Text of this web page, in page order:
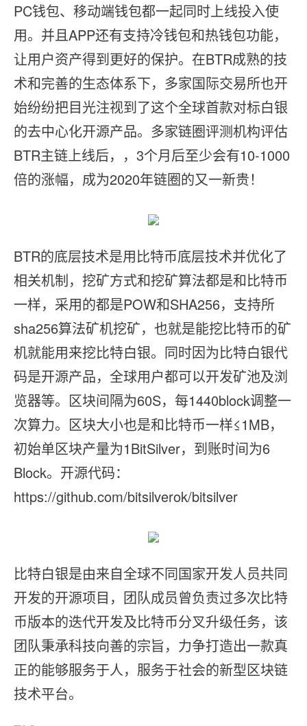
PC钱包、移动端钱包都一起同时上线投入使
用。并且APP还有支持冷钱包和热钱包功能，
让用户资产得到更好的保护。在BTR成熟的技
术和完善的生态体系下，多家国际交易所也开
始纷纷把目光注视到了这个全球首款对标白银
的去中心化开源产品。多家链圈评测机构评估
BTR主链上线后，，3个月后至少会有10-1000
倍的涨幅，成为2020年链圈的又一新贵！
BTR的底层技术是用比特币底层技术并优化了
相关机制，挖矿方式和挖矿算法都是和比特币
一样，采用的都是POW和SHA256，支持所
sha256算法矿机挖矿，也就是能挖比特币的矿
机就能用来挖比特白银。同时因为比特白银代
码是开源产品，全球用户都可以开发矿池及浏
览器等。区块间隔为60S，每1440block调整一
次算力。区块大小也是和比特币一样≤1MB，
初始单区块产量为1BitSilver，到账时间为6
Block。开源代码：
https://github.com/bitsilverok/bitsilver
比特白银是由来自全球不同国家开发人员共同
开发的开源项目，团队成员曾负责过多次比特
币版本的迭代开发及比特币分叉升级任务，该
团队秉承科技向善的宗旨，力争打造出一款真
正的能够服务于人，服务于社会的新型区块链
技术平台。